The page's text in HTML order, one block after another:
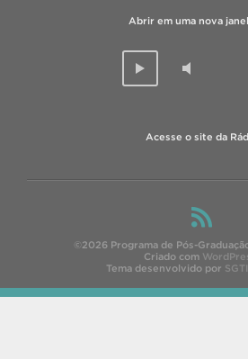
Abrir em uma nova
Acesse o site da
©2026 Programa de Pós-
Criado com
Tema desenvolvido por